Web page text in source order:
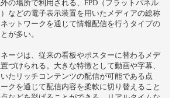
の場所で利用される、FPD（フラットパネル
などの電子表示装置を用いたメディアの総称
ットワークを通じて情報配信を行うタイプの
が多い。
ージは、従来の看板やポスターに替わるメデ
づけられる。大きな特徴として動画や字幕、
たリッチコンテンツの配信が可能である点
クを通じて配信内容を柔軟に切り替えること